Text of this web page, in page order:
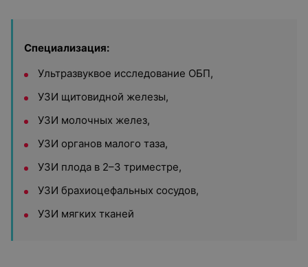
Специализация:
Ультразвуквое исследование ОБП,
УЗИ щитовидной железы,
УЗИ молочных желез,
УЗИ органов малого таза,
УЗИ плода в 2–3 триместре,
УЗИ брахиоцефальных сосудов,
УЗИ мягких тканей